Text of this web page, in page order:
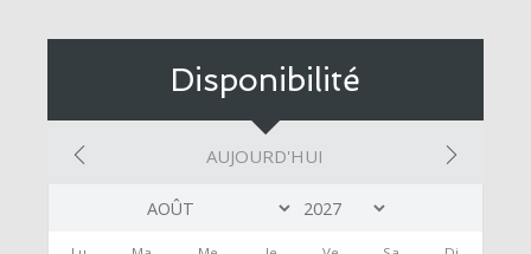
Disponibilité
AUJOURD'HUI